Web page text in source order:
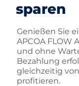
sparen
Genießen Sie
APCOA FLOW
und ohne
Bezahlung
gleichzeitig
profitieren.